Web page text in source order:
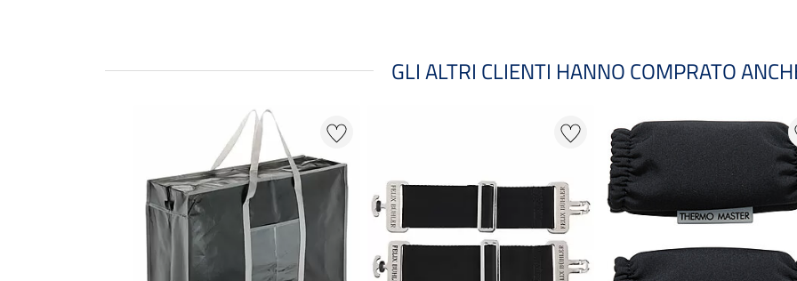
GLI ALTRI CLIENTI HANNO COMPRATO